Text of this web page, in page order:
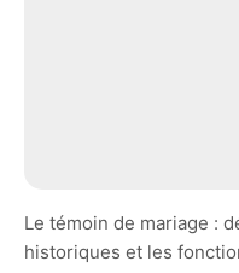
Le témoin de mariage :
historiques et les